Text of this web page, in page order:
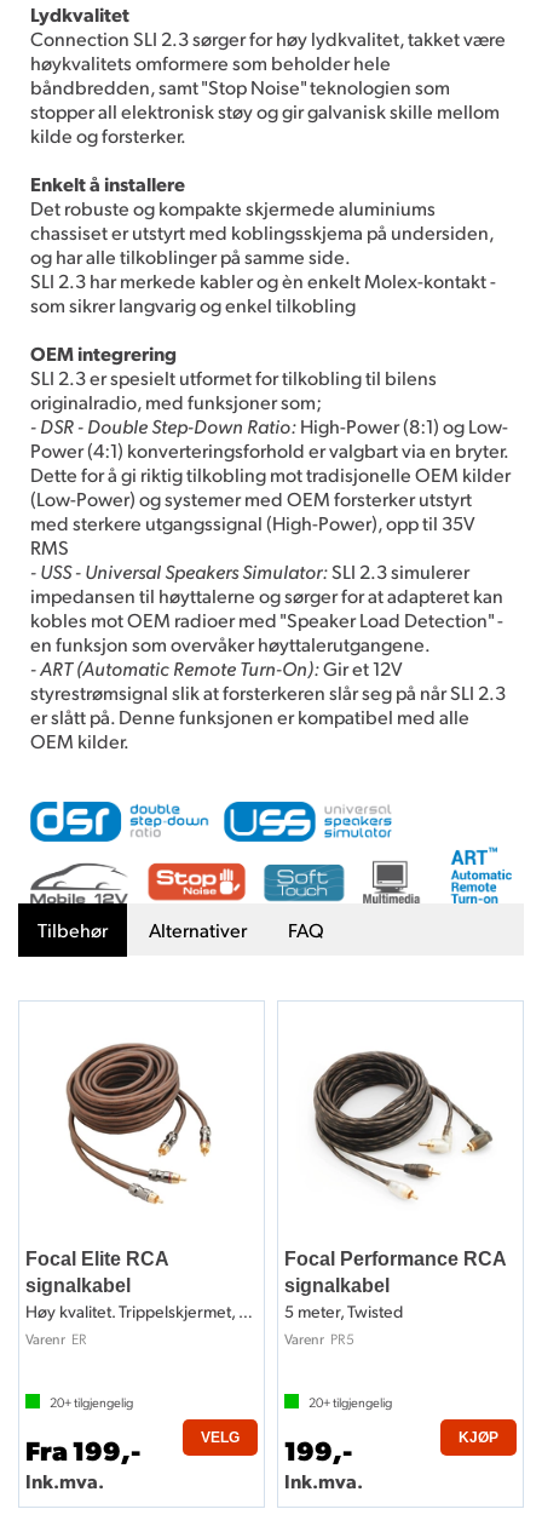
Lydkvalitet
Connection SLI 2.3 sørger for høy lydkvalitet, takket være
høykvalitets omformere som beholder hele
båndbredden, samt "Stop Noise" teknologien som
stopper all elektronisk støy og gir galvanisk skille mellom
kilde og forsterker.
Enkelt å installere
Det robuste og kompakte skjermede aluminiums
chassiset er utstyrt med koblingsskjema på undersiden,
og har alle tilkoblinger på samme side.
SLI 2.3 har merkede kabler og èn enkelt Molex-kontakt -
som sikrer langvarig og enkel tilkobling
OEM integrering
SLI 2.3 er spesielt utformet for tilkobling til bilens
originalradio, med funksjoner som;
- DSR - Double Step-Down Ratio:High-Power (8:1) og Low-
Power (4:1) konverteringsforhold er valgbart via en bryter.
Dette for å gi riktig tilkobling mot tradisjonelle OEM kilder
(Low-Power) og systemer med OEM forsterker utstyrt
med sterkere utgangssignal (High-Power), opp til 35V
RMS
- USS - Universal Speakers Simulator:SLI 2.3 simulerer
impedansen til høyttalerne og sørger for at adapteret kan
kobles mot OEM radioer med "Speaker Load Detection" -
en funksjon som overvåker høyttalerutgangene.
- ART (Automatic Remote Turn-On):Gir et 12V
styrestrømsignal slik at forsterkeren slår seg på når SLI 2.3
er slått på. Denne funksjonen er kompatibel med alle
OEM kilder.
Tilbehør Alternativer FAQ
Focal Elite RCA
signalkabel
Høy kvalitet. Trippelskjermet, OFC
Varenr ER
20+tilgjengelig
Fra 199,-
Ink.mva.
VELG
Focal Performance RCA
signalkabel
5 meter, Twisted
Varenr PR5
20+tilgjengelig
199,-
Ink.mva.
KJØP